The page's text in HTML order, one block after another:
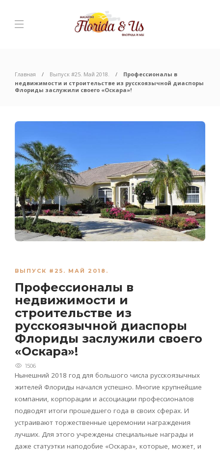
Главная Выпуск #25. Май 2018.
Профессионалы в
недвижимости и строительстве из русскоязычной диаспоры
Флориды заслужили своего «Оскара»!
ВЫПУСК #25. МАЙ 2018.
Профессионалы в
недвижимости и
строительстве из
русскоязычной диаспоры
Флориды заслужили своего
«Оскара»!
1506
Нынешний 2018 год для большого числа русскоязычных
жителей Флориды начался успешно. Многие крупнейшие
компании, корпорации и ассоциации профессионалов
подводят итоги прошедшего года в своих сферах. И
устраивают торжественные церемонии награждения
лучших. Для этого учреждены специальные награды и
даже статуэтки наподобие «Оскара», которые, может, и